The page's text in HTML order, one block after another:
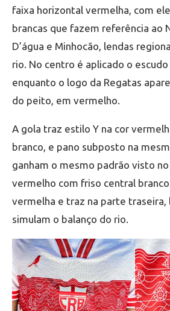
faixa horizontal vermelha, com
brancas que fazem referência ao
D’água e Minhocão, lendas
rio. No centro é aplicado o
enquanto o logo da Regatas
do peito, em vermelho.
A gola traz estilo Y na cor
branco, e pano subposto na
ganham o mesmo padrão visto
vermelho com friso central
vermelha e traz na parte traseira,
simulam o balanço do rio.